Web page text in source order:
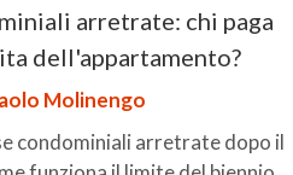
arretrate: chi paga
dell'appartamento?
Molinengo
condominiali arretrate dopo il